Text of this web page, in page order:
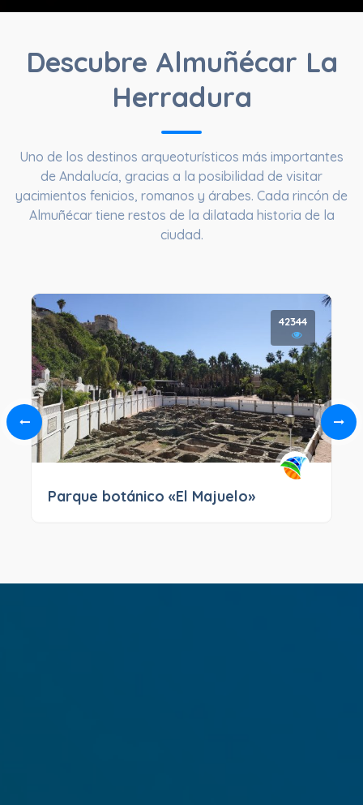
Descubre Almuñécar La
Herradura
Uno de los destinos arqueoturísticos más importantes
de Andalucía, gracias a la posibilidad de visitar
yacimientos fenicios, romanos y árabes. Cada rincón de
Almuñécar tiene restos de la dilatada historia de la
ciudad.
42344
Parque botánico «El Majuelo»